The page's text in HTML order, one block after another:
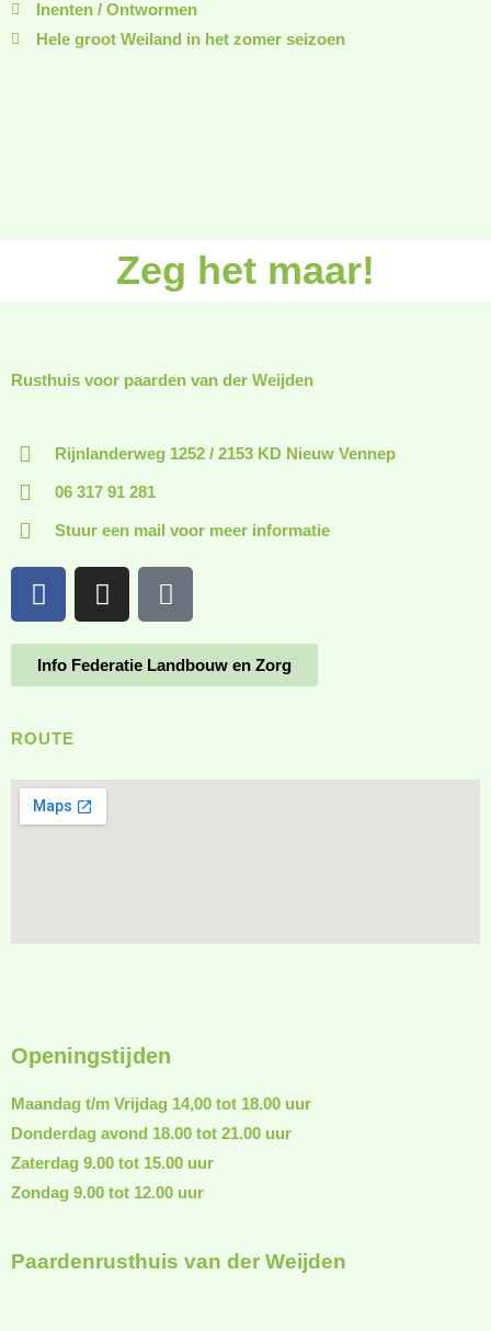
Inenten / Ontwormen
Hele groot Weiland in het zomer seizoen
Zeg het maar!
Rusthuis voor paarden van der Weijden
Rijnlanderweg 1252 / 2153 KD Nieuw Vennep
06 317 91 281
Stuur een mail voor meer informatie
Info Federatie Landbouw en Zorg
ROUTE
Openingstijden
Maandag t/m Vrijdag 14,00 tot 18.00 uur
Donderdag avond 18.00 tot 21.00 uur
Zaterdag 9.00 tot 15.00 uur
Zondag 9.00 tot 12.00 uur
Paardenrusthuis van der Weijden